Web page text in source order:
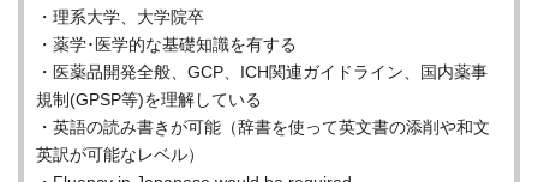
・理系大学、大学院卒
・薬学･医学的な基礎知識を有する
・医薬品開発全般、GCP、ICH関連ガイドライン、国内薬事
規制(GPSP等)を理解している
・英語の読み書きが可能（辞書を使って英文書の添削や和文
英訳が可能なレベル）